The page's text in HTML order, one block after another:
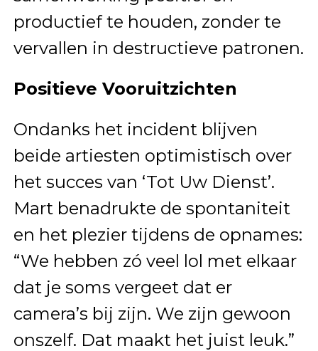
productief te houden, zonder te
vervallen in destructieve patronen.
Positieve Vooruitzichten
Ondanks het incident blijven
beide artiesten optimistisch over
het succes van ‘Tot Uw Dienst’.
Mart benadrukte de spontaniteit
en het plezier tijdens de opnames:
“We hebben zó veel lol met elkaar
dat je soms vergeet dat er
camera’s bij zijn. We zijn gewoon
onszelf. Dat maakt het juist leuk.”